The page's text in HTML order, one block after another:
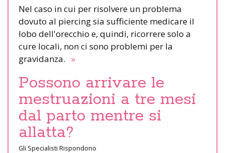
Nel caso in cui per risolvere un problema
dovuto al piercing sia sufficiente medicare il
lobo dell'orecchio e, quindi, ricorrere solo a
cure locali, non ci sono problemi per la
gravidanza. »
Possono arrivare le
mestruazioni a tre mesi
dal parto mentre si
allatta?
Gli Specialisti Rispondono